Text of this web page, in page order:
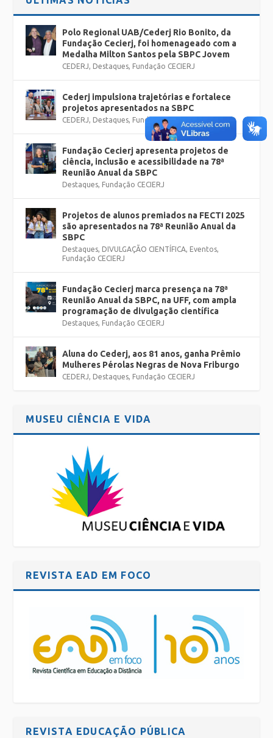
Polo Regional UAB/Cederj Rio Bonito, da
Fundação Cecierj, foi homenageado com a
Medalha Milton Santos pela SBPC Jovem
CEDERJ, Destaques, Fundação CECIERJ
Cederj impulsiona trajetórias e fortalece
projetos apresentados na SBPC
CEDERJ, Destaques, Fundação CECIERJ
Fundação Cecierj apresenta projetos de
ciência, inclusão e acessibilidade na 78ª
Reunião Anual da SBPC
Destaques, Fundação CECIERJ
Projetos de alunos premiados na FECTI 2025
são apresentados na 78ª Reunião Anual da
SBPC
Destaques, DIVULGAÇÃO CIENTÍFICA, Eventos,
Fundação CECIERJ
Fundação Cecierj marca presença na 78ª
Reunião Anual da SBPC, na UFF, com ampla
programação de divulgação científica
Destaques, Fundação CECIERJ
Aluna do Cederj, aos 81 anos, ganha Prêmio
Mulheres Pérolas Negras de Nova Friburgo
CEDERJ, Destaques, Fundação CECIERJ
MUSEU CIÊNCIA E VIDA
REVISTA EAD EM FOCO
REVISTA EDUCAÇÃO PÚBLICA